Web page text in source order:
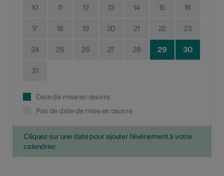
10 11 12 13 14 15 16
17 18 19 20 21 22 23
24 25 26 27 28 29 30
31
Date de mise en œuvre
Pas de date de mise en œuvre
Cliquez sur une date pour ajouter l'événement à votre
calendrier.